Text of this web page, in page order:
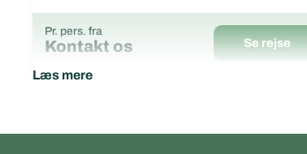
Pr. pers. fra
Kontakt os Se rejse
Læs mere